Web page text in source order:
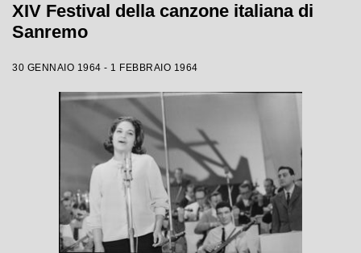
XIV Festival della canzone italiana di
Sanremo
30 GENNAIO 1964 - 1 FEBBRAIO 1964